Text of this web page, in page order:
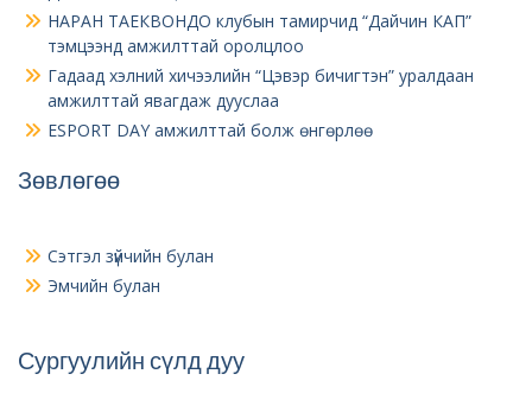
НАРАН ТАЕКВОНДО клубын тамирчид “Дайчин КАП”
тэмцээнд амжилттай оролцлоо
Гадаад хэлний хичээлийн “Цэвэр бичигтэн” уралдаан
амжилттай явагдаж дууслаа
ESPORT DAY амжилттай болж өнгөрлөө
Зөвлөгөө
Сэтгэл зүйчийн булан
Эмчийн булан
Сургуулийн сүлд дуу